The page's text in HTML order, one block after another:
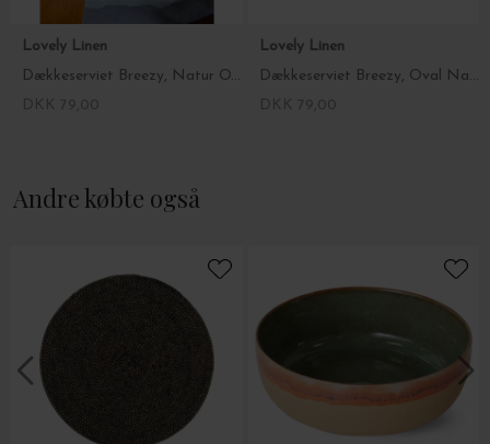
Lovely Linen
Dækkeserviet Breezy, Natur OVAL (35x45 cm)
Lovely Linen
Dækkeserviet Breezy, Oval Naturlig Beige
Andre købte også